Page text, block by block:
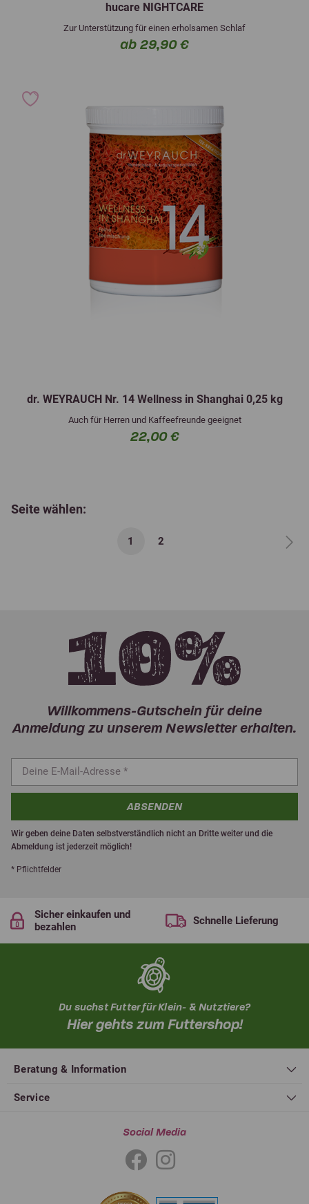
hucare NIGHTCARE
Zur Unterstützung für einen erholsamen Schlaf
ab 29,90 €
dr. WEYRAUCH Nr. 14 Wellness in Shanghai 0,25 kg
Auch für Herren und Kaffeefreunde geeignet
22,00 €
Seite wählen:
1 2
Willkommens-Gutschein für deine
Anmeldung zu unserem Newsletter erhalten.
ABSENDEN
Wir geben deine Daten selbstverständlich nicht an Dritte weiter und die
Abmeldung ist jederzeit möglich!
* Pflichtfelder
Sicher einkaufen und
bezahlen
Schnelle Lieferung
Du suchst Futter für Klein- & Nutztiere?
Hier gehts zum Futtershop!
Beratung & Information
Service
Social Media